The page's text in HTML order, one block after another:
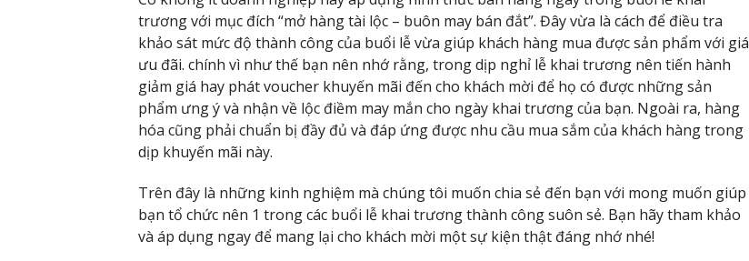
trương với mục đích “mở hàng tài lộc – buôn may bán đắt”. Đây vừa là cách để điều tra
khảo sát mức độ thành công của buổi lễ vừa giúp khách hàng mua được sản phẩm với giá
ưu đãi. chính vì như thế bạn nên nhớ rằng, trong dịp nghỉ lễ khai trương nên tiến hành
giảm giá hay phát voucher khuyến mãi đến cho khách mời để họ có được những sản
phẩm ưng ý và nhận về lộc điềm may mắn cho ngày khai trương của bạn. Ngoài ra, hàng
hóa cũng phải chuẩn bị đầy đủ và đáp ứng được nhu cầu mua sắm của khách hàng trong
dịp khuyến mãi này.
Trên đây là những kinh nghiệm mà chúng tôi muốn chia sẻ đến bạn với mong muốn giúp
bạn tổ chức nên 1 trong các buổi lễ khai trương thành công suôn sẻ. Bạn hãy tham khảo
và áp dụng ngay để mang lại cho khách mời một sự kiện thật đáng nhớ nhé!